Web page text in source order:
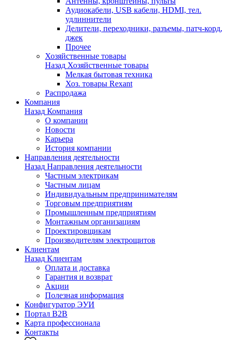
Аудиокабели, USB кабели, HDMI, тел.
удлиннители
Делители, переходники, разъемы, патч-корд,
джек
Прочее
Хозяйственные товары
Назад Хозяйственные товары
Мелкая бытовая техника
Хоз. товары Rexant
Распродажа
Компания
Назад Компания
О компании
Новости
Карьера
История компании
Направления деятельности
Назад Направления деятельности
Частным электрикам
Частным лицам
Индивидуальным предпринимателям
Торговым предприятиям
Промышленным предприятиям
Монтажным организациям
Проектировщикам
Производителям электрощитов
Клиентам
Назад Клиентам
Оплата и доставка
Гарантия и возврат
Акции
Полезная информация
Конфигуратор ЭУИ
Портал B2B
Карта профессионала
Контакты